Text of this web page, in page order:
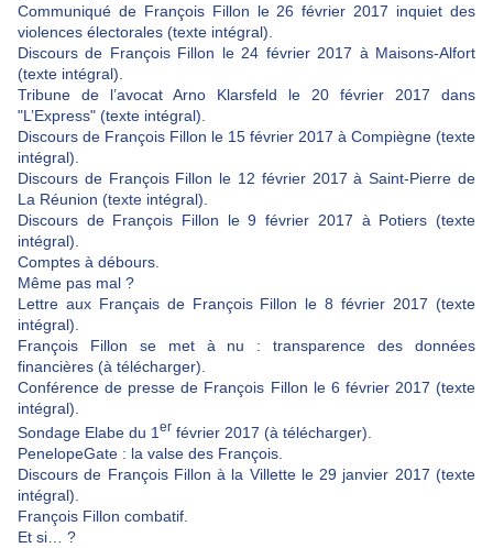
Communiqué de François Fillon le 26 février 2017 inquiet des
violences électorales (texte intégral).
Discours de François Fillon le 24 février 2017 à Maisons-Alfort
(texte intégral).
Tribune de l’avocat Arno Klarsfeld le 20 février 2017 dans
"L’Express" (texte intégral).
Discours de François Fillon le 15 février 2017 à Compiègne (texte
intégral).
Discours de François Fillon le 12 février 2017 à Saint-Pierre de
La Réunion (texte intégral).
Discours de François Fillon le 9 février 2017 à Potiers (texte
intégral).
Comptes à débours.
Même pas mal ?
Lettre aux Français de François Fillon le 8 février 2017 (texte
intégral).
François Fillon se met à nu : transparence des données
financières (à télécharger).
Conférence de presse de François Fillon le 6 février 2017 (texte
intégral).
Sondage Elabe du 1er février 2017 (à télécharger).
PenelopeGate : la valse des François.
Discours de François Fillon à la Villette le 29 janvier 2017 (texte
intégral).
François Fillon combatif.
Et si… ?